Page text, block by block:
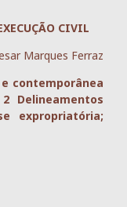
CIVIL
Marques Ferraz
contemporânea
Delineamentos
expropriatória;